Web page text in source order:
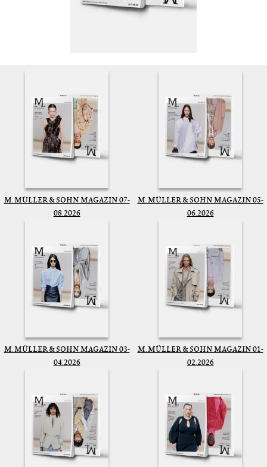
M. MÜLLER & SOHN MAGAZIN 07-
08.2026
M. MÜLLER & SOHN MAGAZIN 05-
06.2026
M. MÜLLER & SOHN MAGAZIN 03-
04.2026
M. MÜLLER & SOHN MAGAZIN 01-
02.2026